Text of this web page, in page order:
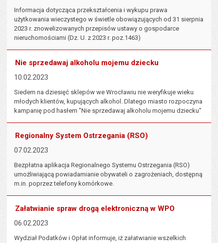
Informacja dotycząca przekształcenia i wykupu prawa
użytkowania wieczystego w świetle obowiązujących od 31 sierpnia
2023 r. znowelizowanych przepisów ustawy o gospodarce
nieruchomościami (Dz. U. z 2023 r. poz.1463)
Nie sprzedawaj alkoholu mojemu dziecku
10.02.2023
Siedem na dziesięć sklepów we Wrocławiu nie weryfikuje wieku
młodych klientów, kupujących alkohol. Dlatego miasto rozpoczyna
kampanię pod hasłem "Nie sprzedawaj alkoholu mojemu dziecku"
Regionalny System Ostrzegania (RSO)
07.02.2023
Bezpłatna aplikacja Regionalnego Systemu Ostrzegania (RSO)
umożliwiającą powiadamianie obywateli o zagrożeniach, dostępną
m.in. poprzez telefony komórkowe.
Załatwianie spraw drogą elektroniczną w WPO
06.02.2023
Wydział Podatków i Opłat informuje, iż załatwianie wszelkich